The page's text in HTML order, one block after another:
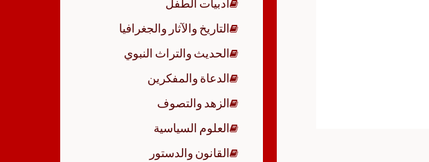
أدبيات الطفل
التاريخ والآثار والجغرافيا
الحديث والتراث النبوي
الدعاة والمفكرين
الزهد والتصوف
العلوم السياسية
القانون والدستور